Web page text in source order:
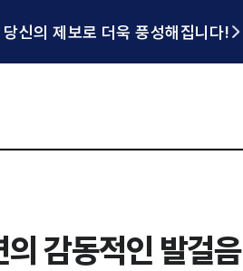
신의 제보로 더욱 풍성해집니다!
감동적인 발걸음